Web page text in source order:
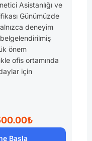
Ve
Sertifikası
Ve
Günümüzde
deneyim